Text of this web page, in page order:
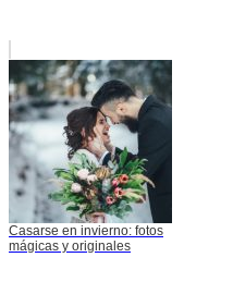
Casarse en invierno: fotos
mágicas y originales